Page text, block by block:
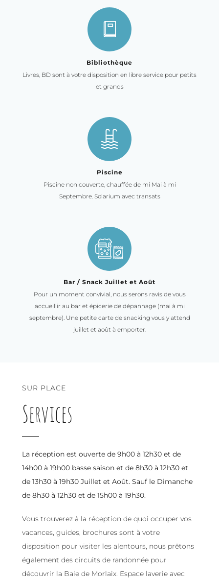
Bibliothèque
Livres, BD sont à votre disposition en libre service pour petits
et grands
Piscine
Piscine non couverte, chauffée de mi Mai à mi
Septembre. Solarium avec transats
Bar / Snack Juillet et Août
Pour un moment convivial, nous serons ravis de vous
accueillir au bar et épicerie de dépannage (mai à mi
septembre). Une petite carte de snacking vous y attend
juillet et août à emporter.
SUR PLACE
Services
La réception est ouverte de 9h00 à 12h30 et de
14h00 à 19h00 basse saison et de 8h30 à 12h30 et
de 13h30 à 19h30 Juillet et Août. Sauf le Dimanche
de 8h30 à 12h30 et de 15h00 à 19h30.
Vous trouverez à la réception de quoi occuper vos
vacances, guides, brochures sont à votre
disposition pour visiter les alentours, nous prêtons
également des circuits de randonnée pour
découvrir la Baie de Morlaix. Espace laverie avec